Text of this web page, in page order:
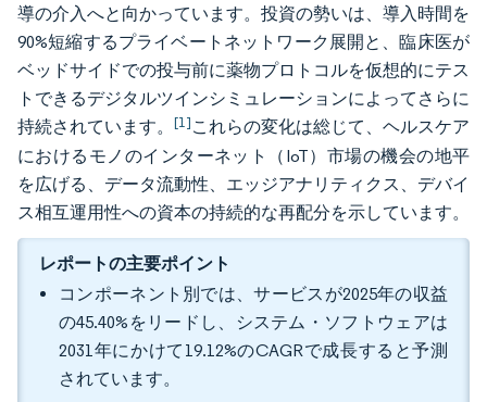
導の介入へと向かっています。投資の勢いは、導入時間を
90%短縮するプライベートネットワーク展開と、臨床医が
ベッドサイドでの投与前に薬物プロトコルを仮想的にテス
トできるデジタルツインシミュレーションによってさらに
持続されています。 [1]これらの変化は総じて、ヘルスケア
におけるモノのインターネット（IoT）市場の機会の地平
を広げる、データ流動性、エッジアナリティクス、デバイ
ス相互運用性への資本の持続的な再配分を示しています。
レポートの主要ポイント
コンポーネント別では、サービスが2025年の収益
の45.40%をリードし、システム・ソフトウェアは
2031年にかけて19.12%のCAGRで成長すると予測
されています。